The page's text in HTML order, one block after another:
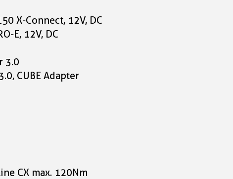
X-Connect, 12V, DC
E, 12V, DC
3.0
CUBE Adapter
CX max. 120Nm